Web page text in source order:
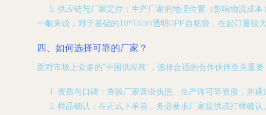
供应链与厂家定位 ：生产厂家的地理位置（影响物流成
一般来说，对于基础的10*15cm透明OPP自粘袋，在起订量较
四、如何选择可靠的厂家？
面对市场上众多的“中国供应商”，选择合适的合作伙伴至关重要
资质与口碑 ：查验厂家营业执照、生产许可等资质，并
样品确认 ：在正式下单前，务必要求厂家提供或打样确